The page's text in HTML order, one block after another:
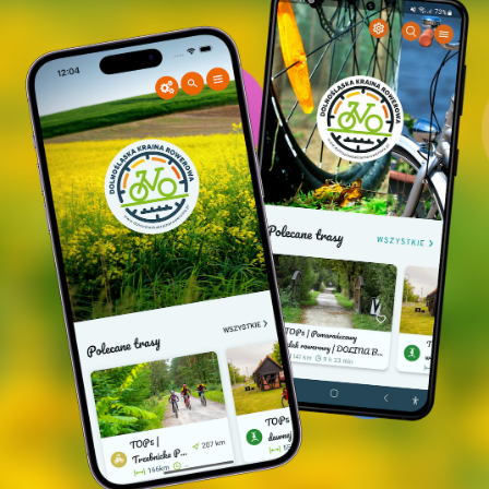
do niedawna znakomity punkt widokowy na
Dolinę Baryczy; obecnie zabytek znajduje się
w bardzo złym stanie techniczym i wstęp na
niego jest zabroniony.
PARK W POSTOLINIE- Park o powierzchni
5,20 ha został założony w latach 60-tych XIX
wieku przez mieszkańca Postolina (Postel)
hrabiego Heinricha Rudolfa von Salischa,
dendrologa i miłośnika lasu, właściciela
majątku w Postolinie i Karminie. w centrum
znajdują się ruiny dworku zburzonego w 1945
r. Obecnie park jest własnością Nadleśnictwa
Milicz. W 2000 roku został wpisany do
rejestru zabytków. Park wyróżnia się
bogactwem roślin zielnych, drzew i krzewów.